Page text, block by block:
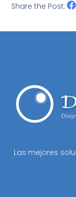
Share the Post:
Las mejores